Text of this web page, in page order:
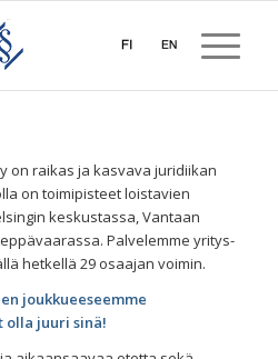
on raikas ja kasvava juridiikan
on toimipisteet loistavien
keskustassa, Vantaan
Palvelemme yritys-
hetkellä 29 osaajan voimin.
joukkueeseemme
olla juuri sinä!